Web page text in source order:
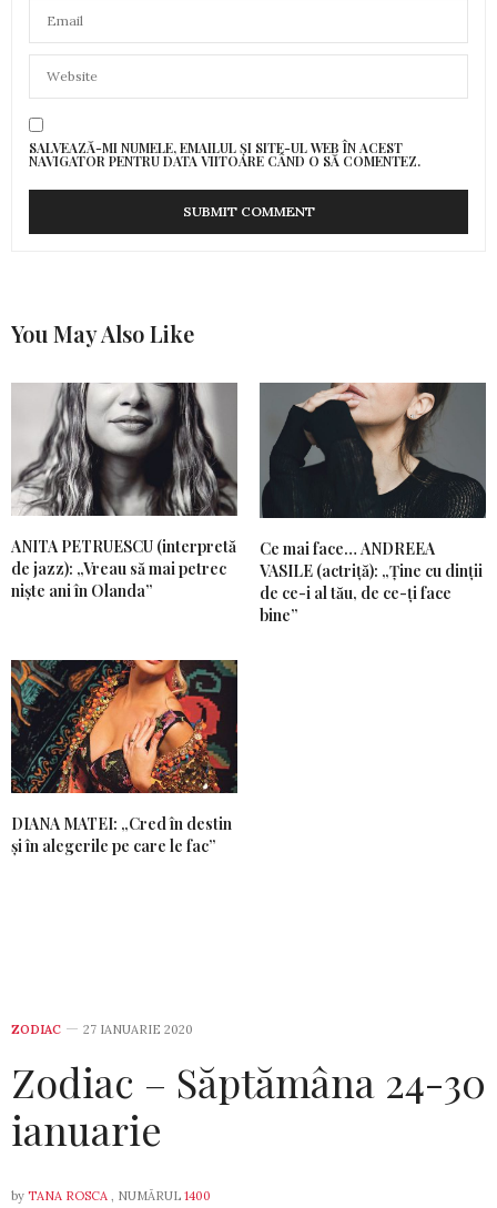
SALVEAZĂ-MI NUMELE, EMAILUL ȘI SITE-UL WEB ÎN ACEST
NAVIGATOR PENTRU DATA VIITOARE CÂND O SĂ COMENTEZ.
You May Also Like
ANITA PETRUESCU (interpretă
de jazz): „Vreau să mai petrec
niște ani în Olanda”
Ce mai face… ANDREEA
VASILE (actriţă): „Ține cu dinții
de ce-i al tău, de ce-ți face
bine”
DIANA MATEI: „Cred în destin
și în alegerile pe care le fac”
ZODIAC 27 IANUARIE 2020
Zodiac – Săptămâna 24-30
ianuarie
by TANA ROSCA , NUMĂRUL 1400